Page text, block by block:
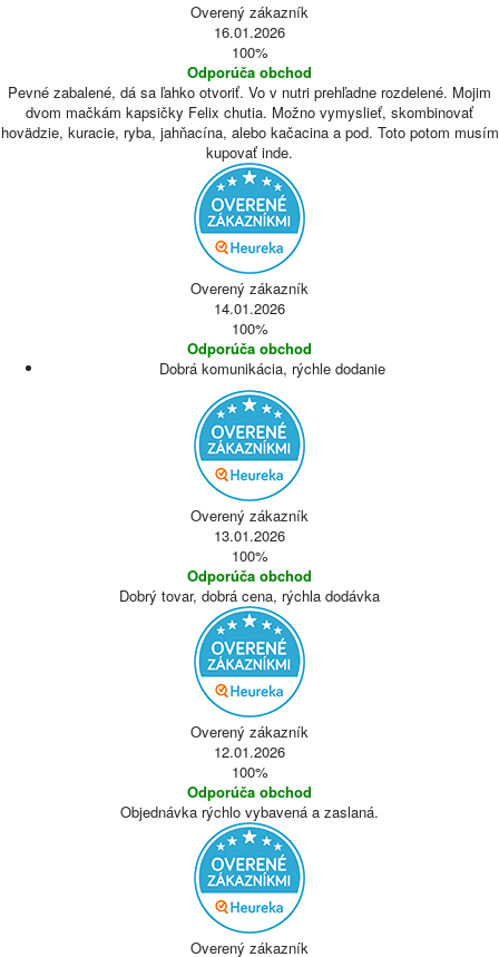
Overený zákazník
16.01.2026
100%
Odporúča obchod
Pevné zabalené, dá sa ľahko otvoriť. Vo v nutri prehľadne rozdelené. Mojim
dvom mačkám kapsičky Felix chutia. Možno vymyslieť, skombinovať
hovädzie, kuracie, ryba, jahňacína, alebo kačacina a pod. Toto potom musím
kupovať inde.
Overený zákazník
14.01.2026
100%
Odporúča obchod
Dobrá komunikácia, rýchle dodanie
Overený zákazník
13.01.2026
100%
Odporúča obchod
Dobrý tovar, dobrá cena, rýchla dodávka
Overený zákazník
12.01.2026
100%
Odporúča obchod
Objednávka rýchlo vybavená a zaslaná.
Overený zákazník